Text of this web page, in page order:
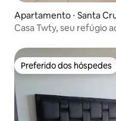
Apartamento ⋅ Santa
Casa Twty, seu refúgio
Preferido dos hóspedes
Preferido dos hóspedes